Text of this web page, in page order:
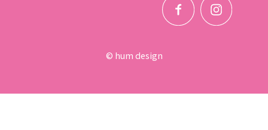
© hum design